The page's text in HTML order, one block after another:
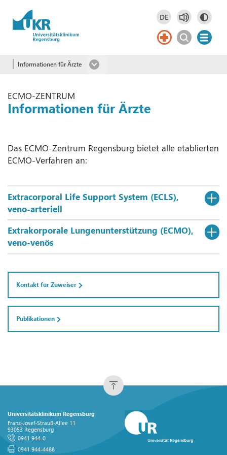
Springe zum Hauptinhalt DE
Deutsch
DE
Informationen für Ärzte
ECMO-ZENTRUM
Informationen für Ärzte
Das ECMO-Zentrum Regensburg bietet alle etablierten
ECMO-Verfahren an:
Extracorporal Life Support System (ECLS),
veno-arteriell
Extrakorporale Lungenunterstützung (ECMO),
veno-venös
Kontakt für Zuweiser
Publikationen
Universitätsklinikum Regensburg
Franz-Josef-Strauß-Allee 11
93053 Regensburg
0941 944-0
0941 944-4488